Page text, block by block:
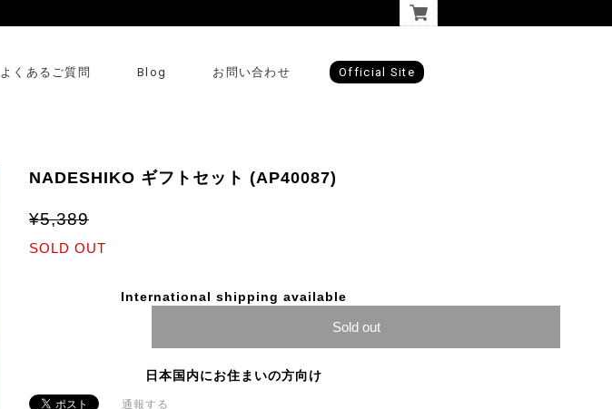
よくあるご質問 Blog お問い合わせ Official Site
NADESHIKO ギフトセット (AP40087)
¥5,389
SOLD OUT
International shipping available
Sold out
日本国内にお住まいの方向け
通報する